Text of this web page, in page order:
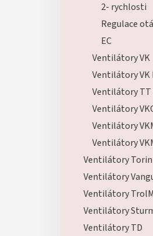
2- rychlosti
Regulace
EC
Ventilátory VK
Ventilátory VK
Ventilátory TT
Ventilátory
Ventilátory
Ventilátory
Ventilátory Torin
Ventilátory
Ventilátory
Ventilátory
Ventilátory TD